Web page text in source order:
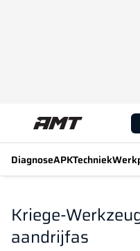
DiagnoseAPKTechniek
Kriege-
aandrijfas